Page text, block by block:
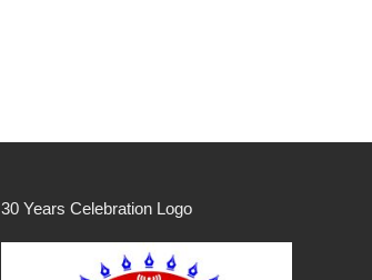
30 Years Celebration Logo